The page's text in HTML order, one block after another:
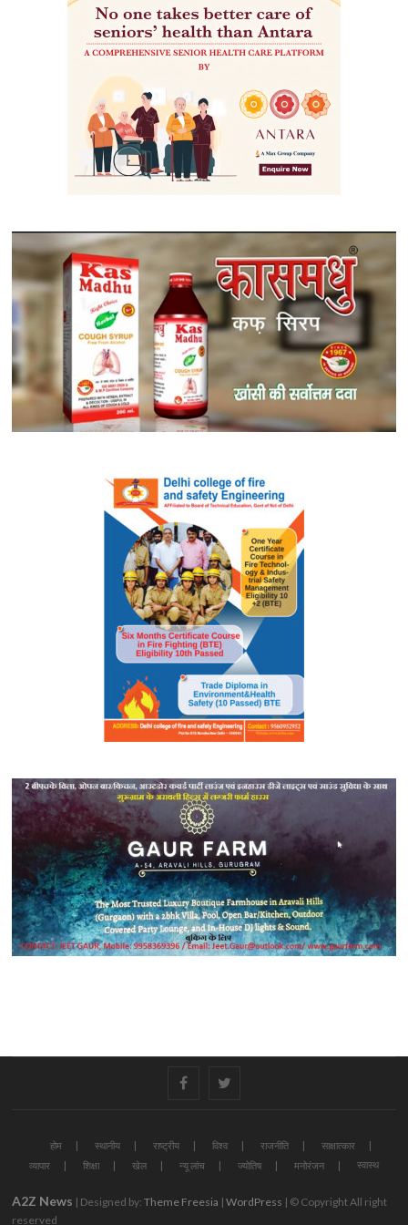
# #
होम स्थानीय राष्ट्रीय विश्व राजनीति
साक्षात्कार
व्यापार
शिक्षा खेल न्यू लांच ज्योतिष मनोरंजन स्वास्थ
A2Z News | Designed by:Theme Freesia |WordPress | © Copyright All right
reserved